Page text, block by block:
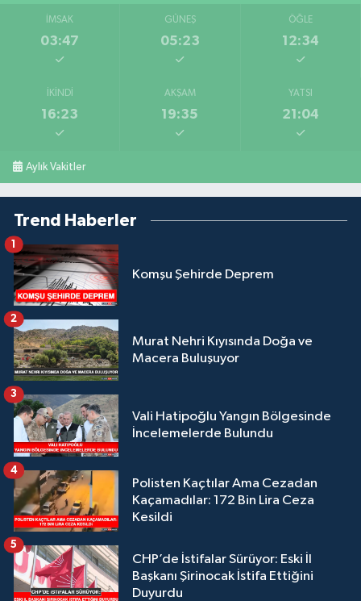
İMSAK
03:47
GÜNEŞ
05:23
ÖĞLE
12:34
İKINDI
16:23
AKŞAM
19:35
YATSI
21:04
Aylık Vakitler
Trend Haberler
Komşu Şehirde Deprem
1
Murat Nehri Kıyısında Doğa ve
Macera Buluşuyor
2
Vali Hatipoğlu Yangın Bölgesinde
İncelemelerde Bulundu
3
Polisten Kaçtılar Ama Cezadan
Kaçamadılar: 172 Bin Lira Ceza
Kesildi
4
CHP’de İstifalar Sürüyor: Eski İl
Başkanı Şirinocak İstifa Ettiğini
Duyurdu
5